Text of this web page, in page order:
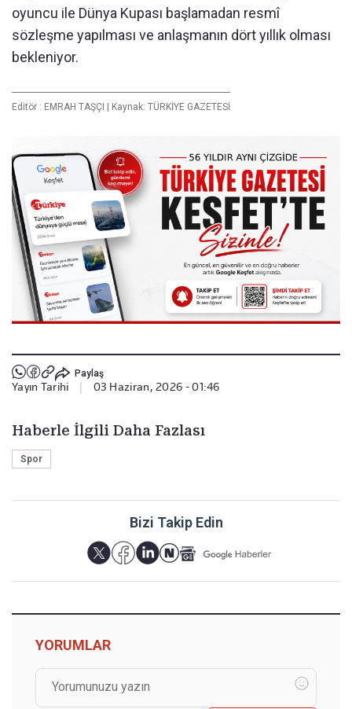
oyuncu ile Dünya Kupası başlamadan resmî
sözleşme yapılması ve anlaşmanın dört yıllık olması
bekleniyor.
Editör : EMRAH TAŞÇI | Kaynak: TÜRKİYE GAZETESİ
Paylaş
Yayın Tarihi 03 Haziran, 2026 - 01:46
Haberle İlgili Daha Fazlası
Spor
Bizi Takip Edin
YORUMLAR